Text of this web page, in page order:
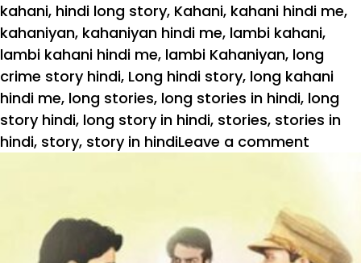
kahani, hindi long story, Kahani, kahani hindi me,
kahaniyan, kahaniyan hindi me, lambi kahani,
lambi kahani hindi me, lambi Kahaniyan, long
crime story hindi, Long hindi story, long kahani
hindi me, long stories, long stories in hindi, long
story hindi, long story in hindi, stories, stories in
hindi, story, story in hindiLeave a comment